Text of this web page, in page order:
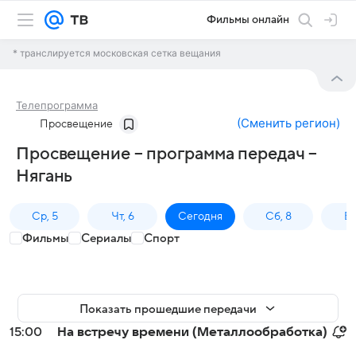
Фильмы онлайн
* транслируется московская сетка вещания
Телепрограмма
Просвещение (Сменить регион)
Просвещение – программа передач –
Нягань
Ср, 5 Чт, 6 Сегодня Сб, 8
Фильмы Сериалы Спорт
Показать прошедшие передачи
15:00
На встречу времени (Металлообработка)